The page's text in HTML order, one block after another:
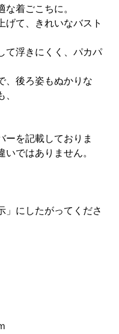
着ごこちに。
げて、きれいなバスト
て浮きにくく、パカパ
、後ろ姿もぬかりな
を記載しておりま
ではありません。
にしたがってくださ